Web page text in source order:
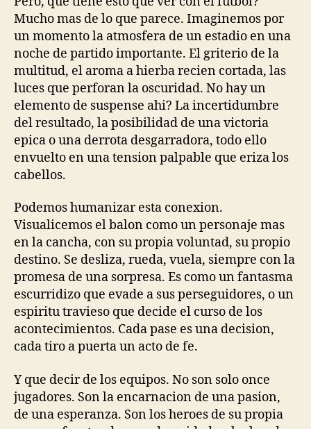
Mucho mas de lo que parece. Imaginemos por
un momento la atmosfera de un estadio en una
noche de partido importante. El griterio de la
multitud, el aroma a hierba recien cortada, las
luces que perforan la oscuridad. No hay un
elemento de suspense ahi? La incertidumbre
del resultado, la posibilidad de una victoria
epica o una derrota desgarradora, todo ello
envuelto en una tension palpable que eriza los
cabellos.
Podemos humanizar esta conexion.
Visualicemos el balon como un personaje mas
en la cancha, con su propia voluntad, su propio
destino. Se desliza, rueda, vuela, siempre con la
promesa de una sorpresa. Es como un fantasma
escurridizo que evade a sus perseguidores, o un
espiritu travieso que decide el curso de los
acontecimientos. Cada pase es una decision,
cada tiro a puerta un acto de fe.
Y que decir de los equipos. No son solo once
jugadores. Son la encarnacion de una pasion,
de una esperanza. Son los heroes de su propia